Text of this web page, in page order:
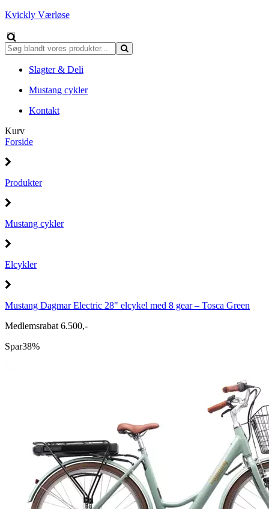
Kvickly Værløse
Slagter & Deli
Mustang cykler
Kontakt
Kurv
Forside
Produkter
Mustang cykler
Elcykler
Mustang Dagmar Electric 28" elcykel med 8 gear – Tosca Green
Medlemsrabat 6.500,-
Spar38%